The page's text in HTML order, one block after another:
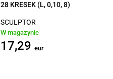
28 KRESEK (L, 0,10, 8)
SCULPTOR
W magazynie
17,29 eur